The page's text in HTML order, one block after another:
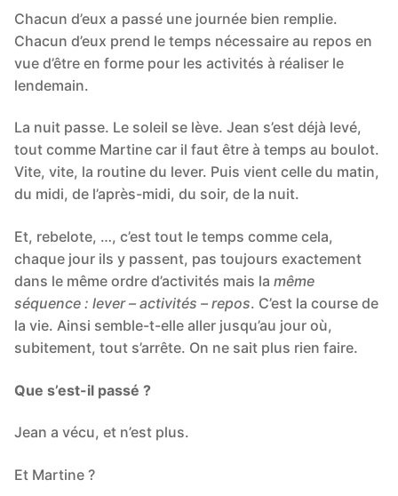
Chacun d’eux a passé une journée bien remplie.
Chacun d’eux prend le temps nécessaire au repos en
vue d’être en forme pour les activités à réaliser le
lendemain.
La nuit passe. Le soleil se lève. Jean s’est déjà levé,
tout comme Martine car il faut être à temps au boulot.
Vite, vite, la routine du lever. Puis vient celle du matin,
du midi, de l’après-midi, du soir, de la nuit.
Et, rebelote, …, c’est tout le temps comme cela,
chaque jour ils y passent, pas toujours exactement
dans le même ordre d’activités mais la même
séquence : lever – activités – repos. C’est la course de
la vie. Ainsi semble-t-elle aller jusqu’au jour où,
subitement, tout s’arrête. On ne sait plus rien faire.
Que s’est-il passé ?
Jean a vécu, et n’est plus.
Et Martine ?